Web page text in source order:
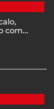
com...